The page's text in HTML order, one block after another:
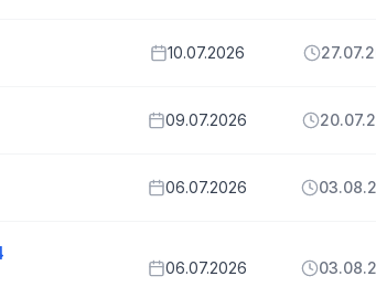
10.07.2026
09.07.2026
06.07.2026
06.07.2026